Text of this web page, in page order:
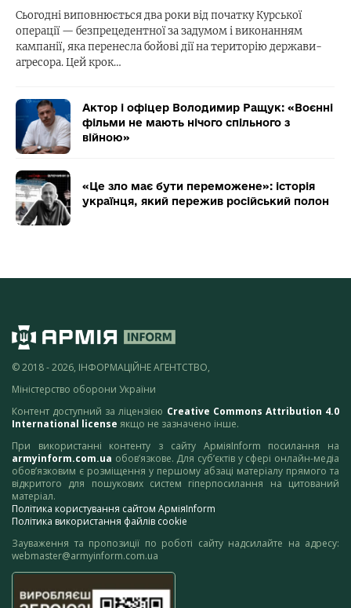
Сьогодні виповнюється два роки від початку Курської
операції — безпрецедентної за задумом і виконанням
кампанії, яка перенесла бойові дії на територію держави-
агресора. Цей крок…
Актор і офіцер Володимир Ращук: «Воєнні
фільми не мають нічого спільного з
війною»
«Це зло має бути переможене»: історія
українця, який пережив російський полон
© 2018 - 2026, ІНФОРМАЦІЙНЕ АГЕНТСТВО,
Міністерство оборони України
Контент доступний за ліцензією Creative Commons Attribution 4.0
International license якщо не зазначено інше.
При використанні контенту з сайту АрміяInform посилання на
armyinform.com.ua обов’язкове. Для суб’єктів у сфері онлайн-медіа
обов’язковим є розміщення у першому абзаці матеріалу прямого та
відкритого для пошукових систем гіперпосилання на цитований
матеріал.
Політика користування сайтом АрміяInform
Політика використання файлів cookie
Зауваження та пропозиції по роботі сайту надсилайте на адресу:
webmaster@armyinform.com.ua